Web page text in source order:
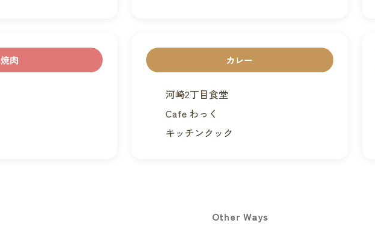
焼肉 カレー
河崎2丁目食堂
Cafe わっく
キッチンクック
Other Ways